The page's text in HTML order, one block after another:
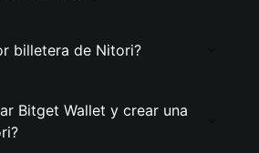
billetera de Nitori?
Bitget Wallet y crear una